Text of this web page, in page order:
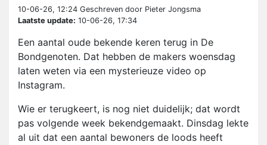
10-06-26, 12:24 Geschreven door Pieter Jongsma
Laatste update: 10-06-26, 17:34
Een aantal oude bekende keren terug in De
Bondgenoten. Dat hebben de makers woensdag
laten weten via een mysterieuze video op
Instagram.
Wie er terugkeert, is nog niet duidelijk; dat wordt
pas volgende week bekendgemaakt. Dinsdag lekte
al uit dat een aantal bewoners de loods heeft